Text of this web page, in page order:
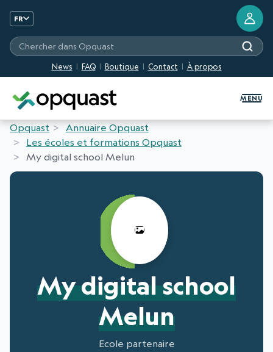
FR
News FAQ Boutique Contact À propos
Chercher dans Opquast
MENU
Opquast
Annuaire Opquast
Les écoles et formations Opquast
My digital school Melun
My digital school
Melun
Ecole partenaire